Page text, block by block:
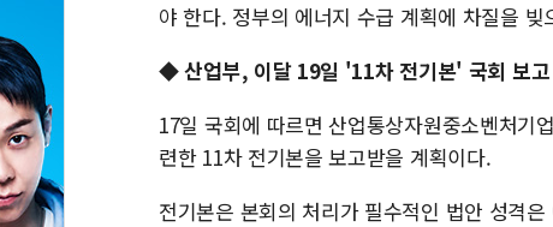
야 한다. 정부의 에너지 수급 계획에 차질을
◆ 산업부, 이달 19일 '11차 전기본' 국회 보
17일 국회에 따르면 산업통상자원중소벤처기
련한 11차 전기본을 보고받을 계획이다.
전기본은 본회의 처리가 필수적인 법안 성격